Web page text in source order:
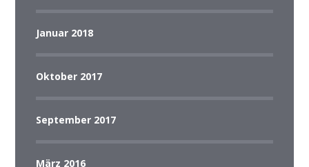
Januar 2018
Oktober 2017
September 2017
März 2016